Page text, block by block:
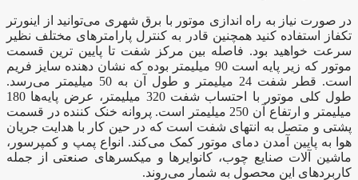
در صورت نیاز به راه اندازی موتور با برق شهری می‌توانید از اینورتر
تکفاز استفاده کنید همچنین قادر به کنترل پارامتر‌های مختلف نظیر
سرعت خواهید بود. فاصله بین مرکز شفت تا پایین ترین قسمت
موتور که زیر پایه است 90 میلیمتر بوده که نشان دهنده سایز فریم
است. قطر شفت 24 میلیمتر و طول آن به 50 میلیمتر می‌رسد.
طول کلی موتور با احتساب شفت 320 میلیمتر، عرض پایه‌ها 180
میلیمتر و ارتفاع آن 250 میلیمتر است. پروانه خنک کننده در قسمت
پشتی و متصل به انتهای شفت است که در حین کار با هدایت جریان
هوا به پایین آمدن دمای موتور کمک می‌کند. انواع پمپ و کمپرسور،
ماشین آلات صنایع چوب، کانوایر‌ها و میکسر‌های صنعتی از جمله
کاربرد‌های این محصول به شمار می‌روند.